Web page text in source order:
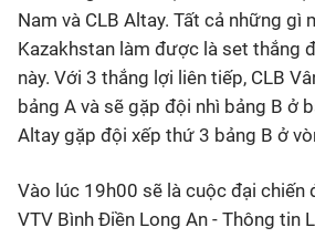
Nam và CLB Altay. Tất cả những gì
Kazakhstan làm được là set thắng
này. Với 3 thắng lợi liên tiếp, CLB
bảng A và sẽ gặp đội nhì bảng B ở
Altay gặp đội xếp thứ 3 bảng B ở
Vào lúc 19h00 sẽ là cuộc đại chiến
VTV Bình Điền Long An - Thông tin